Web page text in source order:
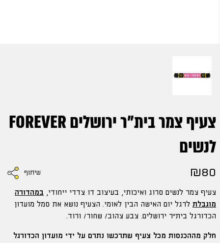
צעיף צמר בית"ר ירושלים FOREVER
לנשים
₪80 שיתוף
צעיף צמר לנשים סרוג ואיכותי, בעיצוב דו צדדי ייחודי, במהדורה
מוגבלת לרגל יום האישה הבין לאומי. הצעיף נושא את סמל מועדון
הכדורגל בית"ר ירושלים. צבע צהוב/ שחור/ ורוד.
חלק מההכנסות מכל צעיף שתרכשו נתרם על ידי מועדון הכדורגל